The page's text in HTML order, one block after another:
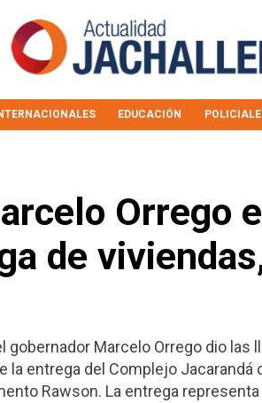
EDUCACIÓN
Orrego
de
gobernador Marcelo Orrego dio las
la entrega del Complejo Jacarandá
Rawson. La entrega